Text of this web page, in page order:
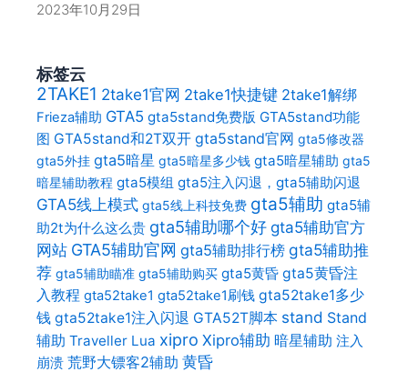
2023年10月29日
标签云
2TAKE1 2take1官网 2take1快捷键 2take1解绑
Frieza辅助 GTA5 gta5stand免费版 GTA5stand功能
图 GTA5stand和2T双开 gta5stand官网 gta5修改器
gta5外挂 gta5暗星 gta5暗星多少钱 gta5暗星辅助 gta5
暗星辅助教程 gta5模组 gta5注入闪退，gta5辅助闪退
GTA5线上模式 gta5线上科技免费 gta5辅助 gta5辅
助2t为什么这么贵 gta5辅助哪个好gta5辅助官方
网站 GTA5辅助官网 gta5辅助排行榜 gta5辅助推
荐 gta5辅助瞄准 gta5辅助购买 gta5黄昏 gta5黄昏注
入教程 gta52take1 gta52take1刷钱 gta52take1多少
钱 gta52take1注入闪退 GTA52T脚本 stand Stand
辅助 Traveller Lua xipro Xipro辅助 暗星辅助 注入
崩溃 荒野大镖客2辅助 黄昏